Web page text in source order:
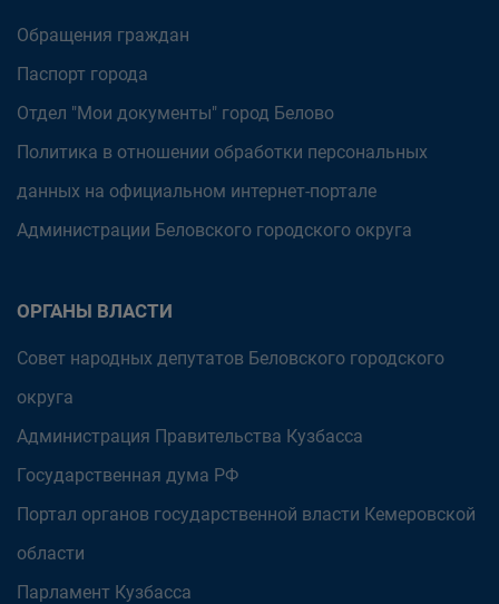
Обращения граждан
Паспорт города
Отдел "Мои документы" город Белово
Политика в отношении обработки персональных
данных на официальном интернет-портале
Администрации Беловского городского округа
ОРГАНЫ ВЛАСТИ
Совет народных депутатов Беловского городского
округа
Администрация Правительства Кузбасса
Государственная дума РФ
Портал органов государственной власти Кемеровской
области
Парламент Кузбасса